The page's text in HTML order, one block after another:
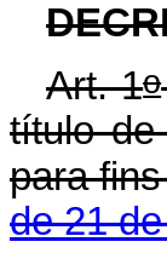
Art. 1o
título
para
de 21